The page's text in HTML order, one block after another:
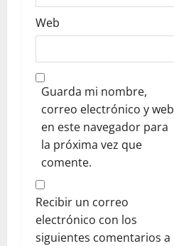
s
Web
Guarda mi nombre,
correo electrónico y web
en este navegador para
la próxima vez que
comente.
Recibir un correo
electrónico con los
siguientes comentarios a